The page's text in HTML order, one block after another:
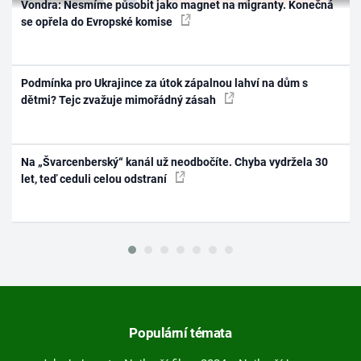
Vondra: Nesmíme působit jako magnet na migranty. Konečná
se opřela do Evropské komise
Podmínka pro Ukrajince za útok zápalnou lahví na dům s
dětmi? Tejc zvažuje mimořádný zásah
Na „Švarcenberský“ kanál už neodbočíte. Chyba vydržela 30
let, teď ceduli celou odstraní
Populární témata